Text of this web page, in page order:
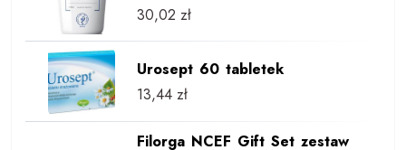
30,02 zł
Urosept 60 tabletek
13,44 zł
Filorga NCEF Gift Set zestaw